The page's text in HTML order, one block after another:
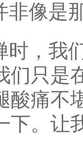
非像是
时，我
们只是
酸痛不
下。让